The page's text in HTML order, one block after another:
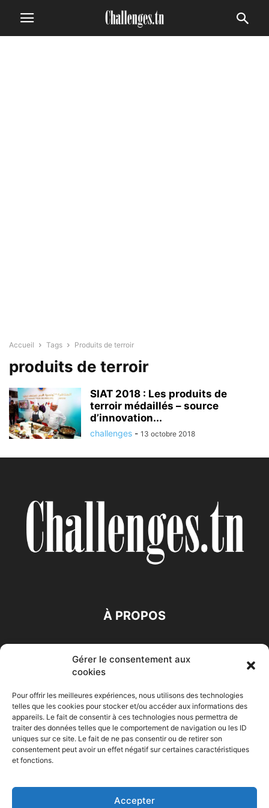
Gérer le consentement aux
cookies
Pour offrir les meilleures expériences, nous utilisons des technologies
telles que les cookies pour stocker et/ou accéder aux informations des
appareils. Le fait de consentir à ces technologies nous permettra de
traiter des données telles que le comportement de navigation ou les ID
uniques sur ce site. Le fait de ne pas consentir ou de retirer son
consentement peut avoir un effet négatif sur certaines caractéristiques
et fonctions.
Accepter
Accueil Tags Produits de terroir
produits de terroir
SIAT 2018 : Les produits de
terroir médaillés – source
d’innovation...
challenges - 13 octobre 2018
À PROPOS
Accueil Economie Entreprises Entrepreneur
Maghreb